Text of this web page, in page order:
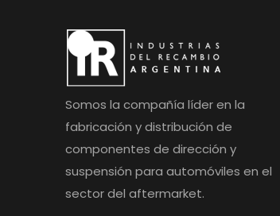
Somos la compañía líder en la
fabricación y distribución de
componentes de dirección y
suspensión para automóviles en el
sector del aftermarket.